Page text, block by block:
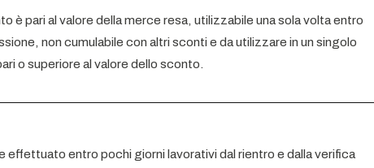
è pari al valore della merce resa, utilizzabile una sola volta entro
non cumulabile con altri sconti e da utilizzare in un singolo
o superiore al valore dello sconto.
effettuato entro pochi giorni lavorativi dal rientro e dalla verifica